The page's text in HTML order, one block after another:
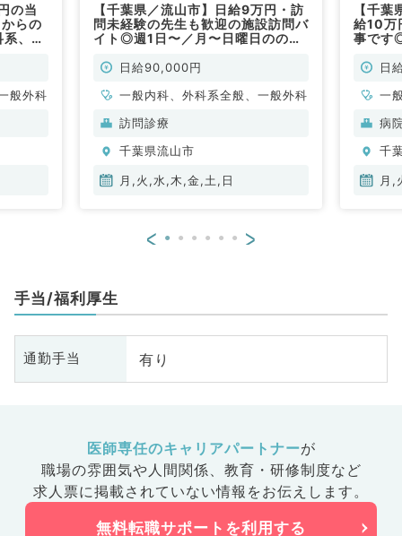
の当
らの
、外
般外科
【千葉県／流山市】日給9万円・訪
問未経験の先生も歓迎の施設訪問バ
イト◎週1日〜／月〜日曜日ののい
時短勤務も応相談です（内科系／非
日給90,000円
一般内科、外科系全般、一般外科
訪問診療
千葉県流山市
月,火,水,木,金,土,日
【千
給10万
事です
日
一
病
千
月,
< >
手当/福利厚生
通勤手当 有り
医師専任のキャリアパートナーが
職場の雰囲気や人間関係、 教育・研修制度など
求人票に掲載されていない情報をお伝えします。
無料転職サポートを利用する